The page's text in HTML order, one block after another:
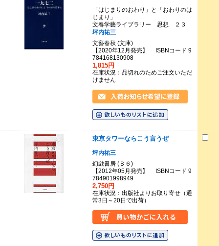
「はじまりのおわり」と「おわりのは
じまり」
文春学藝ライブラリー 思想 ２３
坪内祐三
文藝春秋 (文庫)
【2020年12月発売】 ISBNコード 9
784168130908
1,815円
在庫状況：品切れのためご注文いただ
けません
東京タワーならこう言うぜ
坪内祐三
幻戯書房 (Ｂ６)
【2012年05月発売】 ISBNコード 9
784901998949
2,750円
在庫状況：出版社よりお取り寄せ（通
常3日～20日で出荷）